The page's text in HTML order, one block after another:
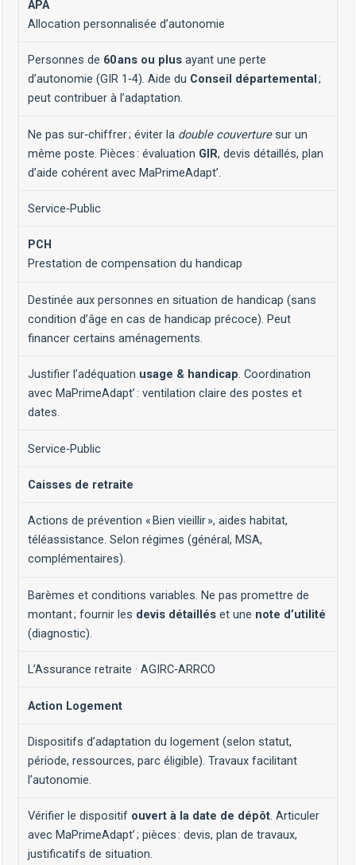
APA
Allocation personnalisée d’autonomie
Personnes de 60 ans ou plus ayant une perte
d’autonomie (GIR 1‑4). Aide du Conseil départemental;
peut contribuer à l’adaptation.
Ne pas sur‑chiffrer ; éviter la double couverturesur un
même poste. Pièces : évaluation GIR, devis détaillés, plan
d’aide cohérent avec MaPrimeAdapt’.
Service‑Public
PCH
Prestation de compensation du handicap
Destinée aux personnes en situation de handicap (sans
condition d’âge en cas de handicap précoce). Peut
financer certains aménagements.
Justifier l’adéquation usage & handicap. Coordination
avec MaPrimeAdapt’ : ventilation claire des postes et
dates.
Service‑Public
Caisses de retraite
Actions de prévention « Bien vieillir », aides habitat,
téléassistance. Selon régimes (général, MSA,
complémentaires).
Barèmes et conditions variables. Ne pas promettre de
montant ; fournir les devis détaillés et une note d’utilité
(diagnostic).
L’Assurance retraite ·AGIRC‑ARRCO
Action Logement
Dispositifs d’adaptation du logement (selon statut,
période, ressources, parc éligible). Travaux facilitant
l’autonomie.
Vérifier le dispositif ouvert à la date de dépôt. Articuler
avec MaPrimeAdapt’ ; pièces : devis, plan de travaux,
justificatifs de situation.